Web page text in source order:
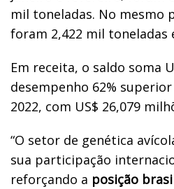
mil toneladas. No mesmo
foram 2,422 mil toneladas
Em receita, o saldo soma
desempenho 62%
2022, com US$ 26,079
“O setor de genética
sua participação
reforçando a posição